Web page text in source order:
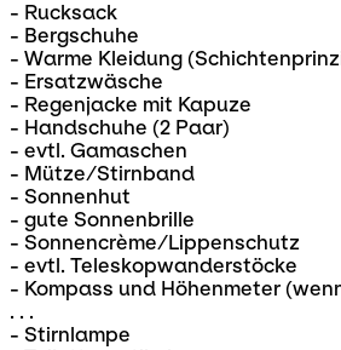
- Rucksack
- Bergschuhe
- Warme Kleidung
- Ersatzwäsche
- Regenjacke mit Kapuze
- Handschuhe (2 Paar)
- evtl. Gamaschen
- Mütze/Stirnband
- Sonnenhut
- gute Sonnenbrille
- Sonnencrème/Lippenschutz
- evtl. Teleskopwanderstöcke
- Kompass und Höhenmeter
. . .
- Stirnlampe